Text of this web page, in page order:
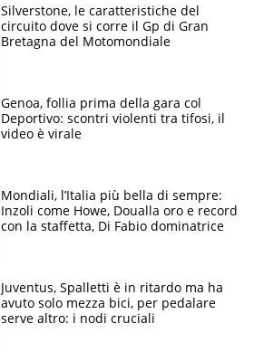
Silverstone, le caratteristiche del
circuito dove si corre il Gp di Gran
Bretagna del Motomondiale
Genoa, follia prima della gara col
Deportivo: scontri violenti tra tifosi, il
video è virale
Mondiali, l’Italia più bella di sempre:
Inzoli come Howe, Doualla oro e record
con la staffetta, Di Fabio dominatrice
Juventus, Spalletti è in ritardo ma ha
avuto solo mezza bici, per pedalare
serve altro: i nodi cruciali